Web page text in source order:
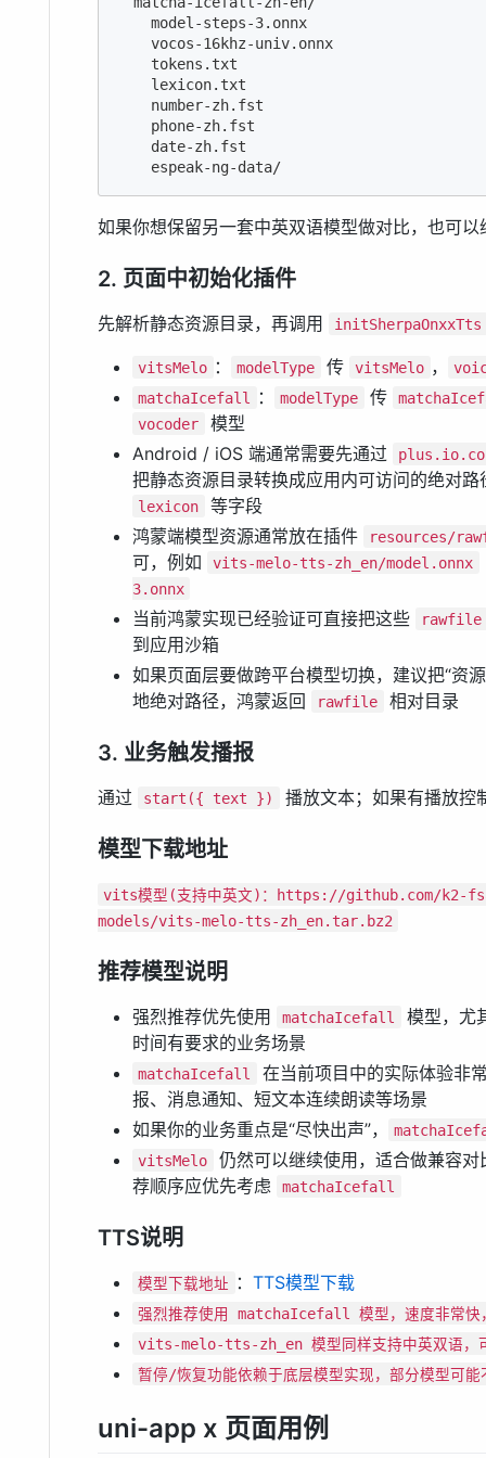
    model-steps-3.onnx
    vocos-16khz-univ.onnx
    tokens.txt
    lexicon.txt
    number-zh.fst
    phone-zh.fst
    date-zh.fst
    espeak-ng-data/
如果你想保留另一套中英双语模型做对比，也可
2. 页面中初始化插件
先解析静态资源目录，再调用 initSherpaOnxxTts
vitsMelo ： modelType 传 vitsMelo ，
matchaIcefall
： modelType 传
vocoder
模型
Android / iOS 端通常需要先通过
把静态资源目录转换成应用内可访问的绝对
lexicon
等字段
鸿蒙端模型资源通常放在插件
resources/
可，例如 vits-melo-tts-zh_en/model.onnx
3.onnx
当前鸿蒙实现已经验证可直接把这些 rawfile
到应用沙箱
如果页面层要做跨平台模型切换，建议把“资
地绝对路径，鸿蒙返回
rawfile 相对目录
3. 业务触发播报
通过 start({ text }) 播放文本；如果有播放控
模型下载地址
vits模型(支持中英文)：https://github.com/k2-
models/vits-melo-tts-zh_en.tar.bz2
推荐模型说明
强烈推荐优先使用 matchaIcefall
模型，尤
时间有要求的业务场景
matchaIcefall
在当前项目中的实际体验非
报、消息通知、短文本连续朗读等场景
如果你的业务重点是“尽快出声”，
vitsMelo
仍然可以继续使用，适合做兼容
荐顺序应优先考虑
matchaIcefall
TTS说明
模型下载地址 ： TTS模型下载
强烈推荐使用 matchaIcefall 模型，速度非常快
vits-melo-tts-zh_en 模型同样支持中英双语，可
暂停/恢复功能依赖于底层模型实现，部分模型可能
uni-app x 页面用例